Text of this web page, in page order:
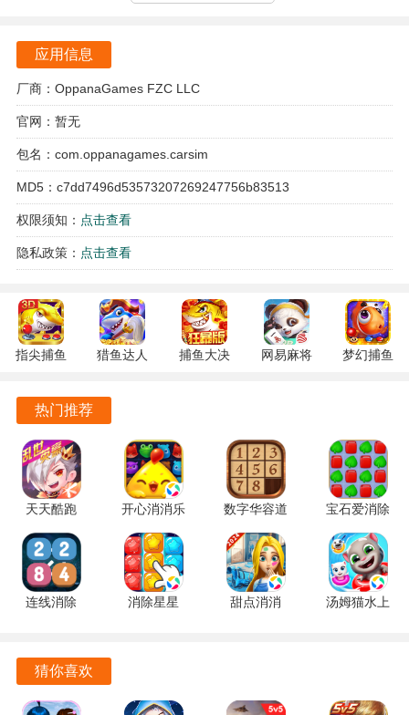
1、选择字体并开始
下载安装好游戏后，先选择语言/字体偏好，然后点击“开始游
戏”。
2、视角控制
进入游戏后，滑动屏幕即可自由旋转视角，观察车辆周边环
境。
应用信息
厂商：OppanaGames FZC LLC
官网：暂无
包名：com.oppanagames.carsim
MD5：c7dd7496d53573207269247756b83513
权限须知： 点击查看
隐私政策： 点击查看
指尖捕鱼
安卓版
猎鱼达人
卓版
捕鱼大决
网易麻将
梦幻捕鱼
热门推荐
天天酷跑
1.0.139.0
手机版
开心消消乐
1.159 手机
版
数字华容道
2.15 手机
版
宝石爱消除
1.0.5 手机
版
连线消除
消除星星
甜点消消
汤姆猫水上
猜你喜欢